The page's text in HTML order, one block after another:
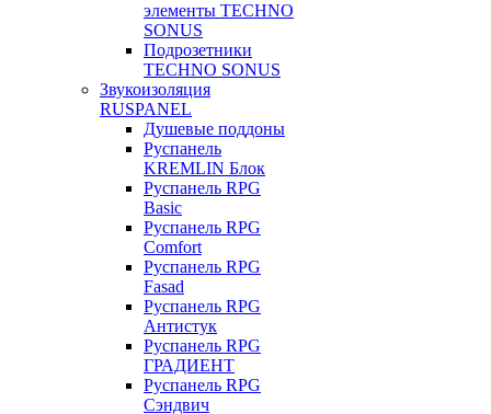
элементы TECHNO
SONUS
Подрозетники
TECHNO SONUS
Звукоизоляция
RUSPANEL
Душевые поддоны
Руспанель
KREMLIN Блок
Руспанель RPG
Basic
Руспанель RPG
Comfort
Руспанель RPG
Fasad
Руспанель RPG
Антистук
Руспанель RPG
ГРАДИЕНТ
Руспанель RPG
Сэндвич